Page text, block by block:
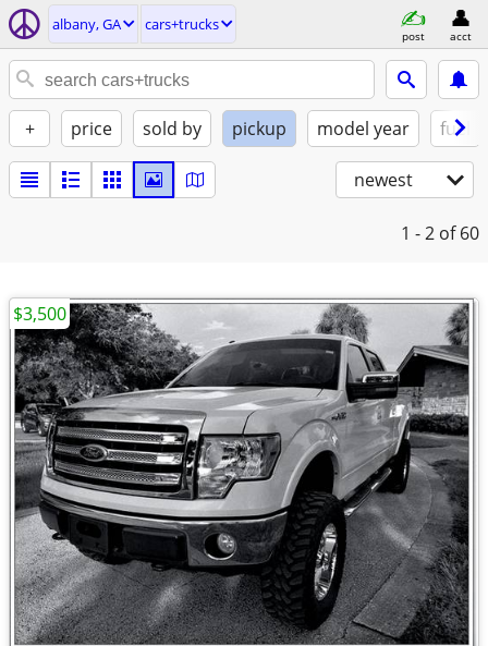
albany, GA cars+trucks
post acct
+ price sold by pickup model year fuel
newest
1 - 2 of 60
$3,500